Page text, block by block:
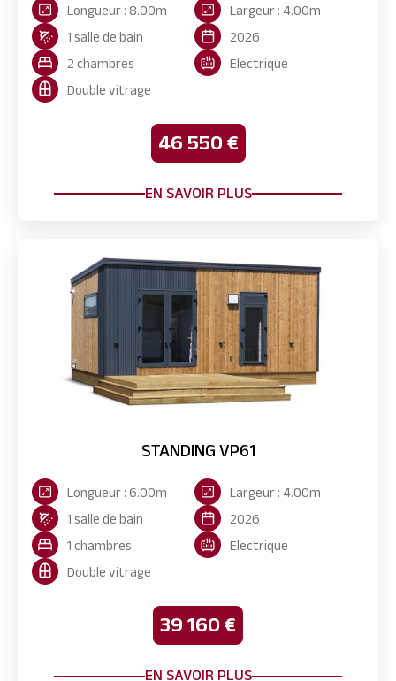
Longueur : 8.00m
Largeur : 4.00m
1 salle de bain
2026
2 chambres
Electrique
Double vitrage
46 550 €
EN SAVOIR PLUS
STANDING VP61
Longueur : 6.00m
Largeur : 4.00m
1 salle de bain
2026
1 chambres
Electrique
Double vitrage
39 160 €